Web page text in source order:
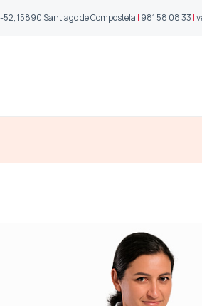
52, 15890 Santiago de Compostela | 981 58 08 33 |